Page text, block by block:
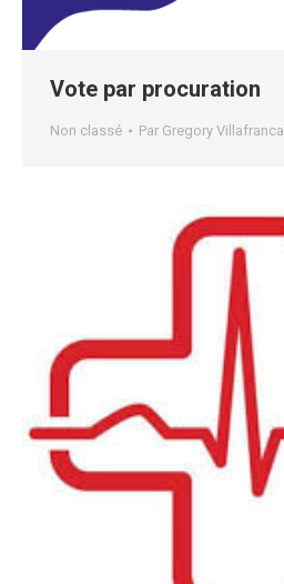
Vote par procuration
Non classé Par Gregory Villafranca